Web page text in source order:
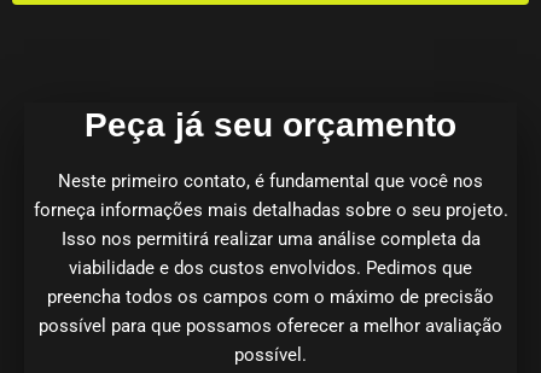
Peça já seu orçamento
Neste primeiro contato, é fundamental que você nos
forneça informações mais detalhadas sobre o seu projeto.
Isso nos permitirá realizar uma análise completa da
viabilidade e dos custos envolvidos. Pedimos que
preencha todos os campos com o máximo de precisão
possível para que possamos oferecer a melhor avaliação
possível.